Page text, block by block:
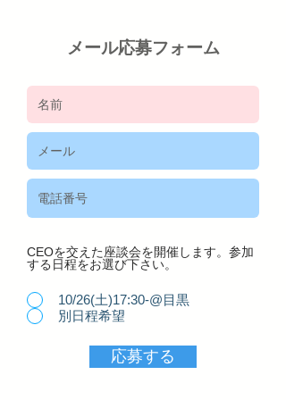
メール応募フォーム
CEOを交えた座談会を開催します。参加
する日程をお選び下さい。
10/26(土)17:30-@目黒
別日程希望
応募する